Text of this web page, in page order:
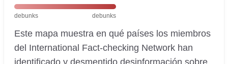
debunks debunks
Este mapa muestra en qué países los miembros
del International Fact-checking Network han